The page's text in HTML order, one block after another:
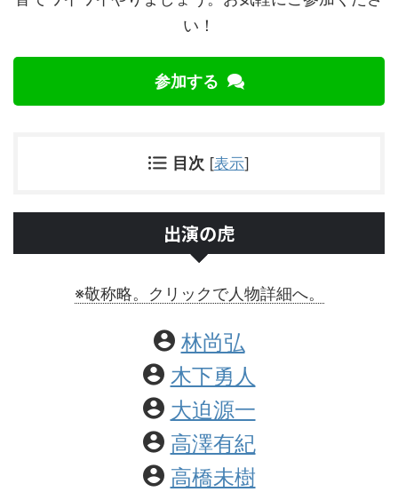
い！
参加する
目次 [表示]
出演の虎
※敬称略。クリックで人物詳細へ。
林尚弘
木下勇人
大迫源一
高澤有紀
高橋未樹